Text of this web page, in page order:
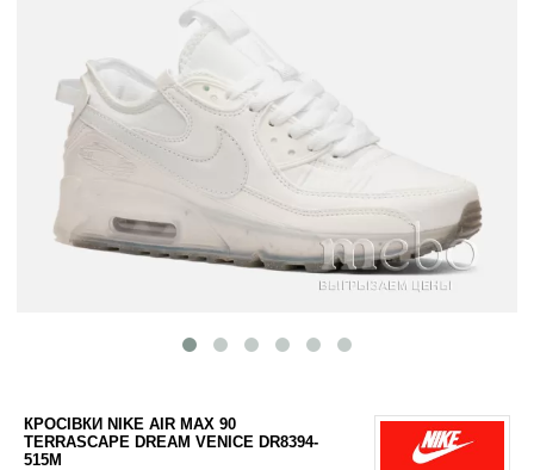
КРОСІВКИ NIKE AIR MAX 90
TERRASCAPE DREAM VENICE DR8394-
515M